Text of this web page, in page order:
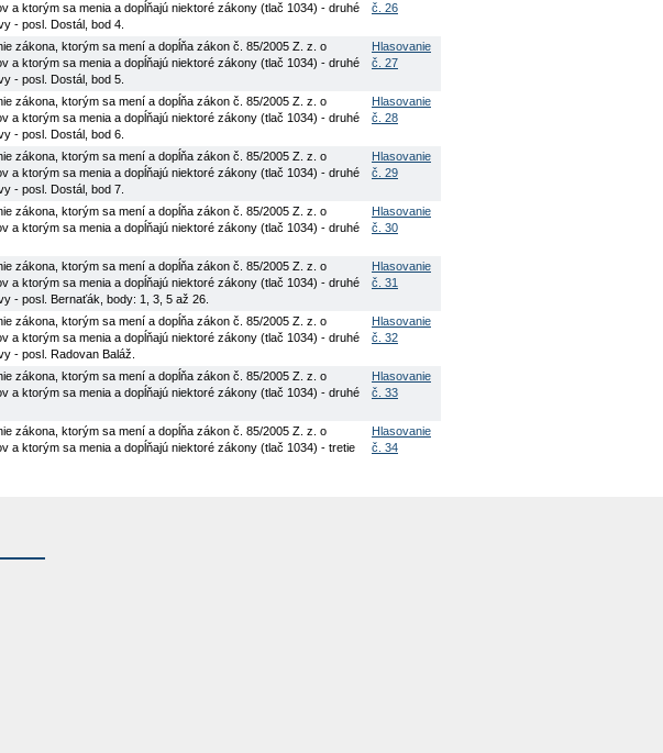
ktorým sa menia a dopĺňajú niektoré zákony (tlač 1034) - druhé
- posl. Dostál, bod 4.
č. 26
zákona, ktorým sa mení a dopĺňa zákon č. 85/2005 Z. z. o
ktorým sa menia a dopĺňajú niektoré zákony (tlač 1034) - druhé
- posl. Dostál, bod 5.
Hlasovanie
č. 27
zákona, ktorým sa mení a dopĺňa zákon č. 85/2005 Z. z. o
ktorým sa menia a dopĺňajú niektoré zákony (tlač 1034) - druhé
- posl. Dostál, bod 6.
Hlasovanie
č. 28
zákona, ktorým sa mení a dopĺňa zákon č. 85/2005 Z. z. o
ktorým sa menia a dopĺňajú niektoré zákony (tlač 1034) - druhé
- posl. Dostál, bod 7.
Hlasovanie
č. 29
zákona, ktorým sa mení a dopĺňa zákon č. 85/2005 Z. z. o
ktorým sa menia a dopĺňajú niektoré zákony (tlač 1034) - druhé
Hlasovanie
č. 30
zákona, ktorým sa mení a dopĺňa zákon č. 85/2005 Z. z. o
ktorým sa menia a dopĺňajú niektoré zákony (tlač 1034) - druhé
- posl. Bernaťák, body: 1, 3, 5 až 26.
Hlasovanie
č. 31
zákona, ktorým sa mení a dopĺňa zákon č. 85/2005 Z. z. o
ktorým sa menia a dopĺňajú niektoré zákony (tlač 1034) - druhé
- posl. Radovan Baláž.
Hlasovanie
č. 32
zákona, ktorým sa mení a dopĺňa zákon č. 85/2005 Z. z. o
ktorým sa menia a dopĺňajú niektoré zákony (tlač 1034) - druhé
Hlasovanie
č. 33
zákona, ktorým sa mení a dopĺňa zákon č. 85/2005 Z. z. o
ktorým sa menia a dopĺňajú niektoré zákony (tlač 1034) - tretie
Hlasovanie
č. 34